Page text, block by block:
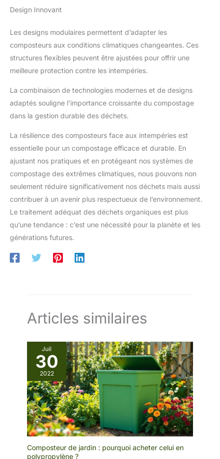
Design Innovant
Les designs modulaires permettent d’adapter les
composteurs aux conditions climatiques changeantes. Ces
structures flexibles peuvent être ajustées pour offrir une
meilleure protection contre les intempéries.
La combinaison de technologies modernes et de designs
adaptés souligne l’importance croissante du compostage
dans la gestion durable des déchets.
La résilience des composteurs face aux intempéries est
essentielle pour un compostage efficace et durable. En
ajustant nos pratiques et en protégeant nos systèmes de
compostage des extrêmes climatiques, nous pouvons non
seulement réduire significativement nos déchets mais aussi
contribuer à un avenir plus respectueux de l’environnement.
Le traitement adéquat des déchets organiques est plus
qu’une tendance : c’est une nécessité pour la planète et les
générations futures.
Articles similaires
Juil
30
2022
Composteur de jardin : pourquoi acheter celui en
polypropylène ?